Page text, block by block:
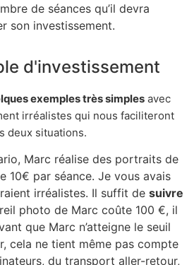
de séances qu’il devra
son investissement.
d'investissement
exemples très simples avec
irréalistes qui nous faciliteront
deux situations.
Marc réalise des portraits de
10€ par séance. Je vous avais
irréalistes. Il suffit de suivre
photo de Marc coûte 100 €, il
que Marc n’atteigne le seuil
cela ne tient même pas compte
du transport aller-retour,